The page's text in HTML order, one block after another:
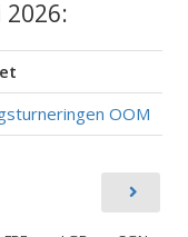
OOM